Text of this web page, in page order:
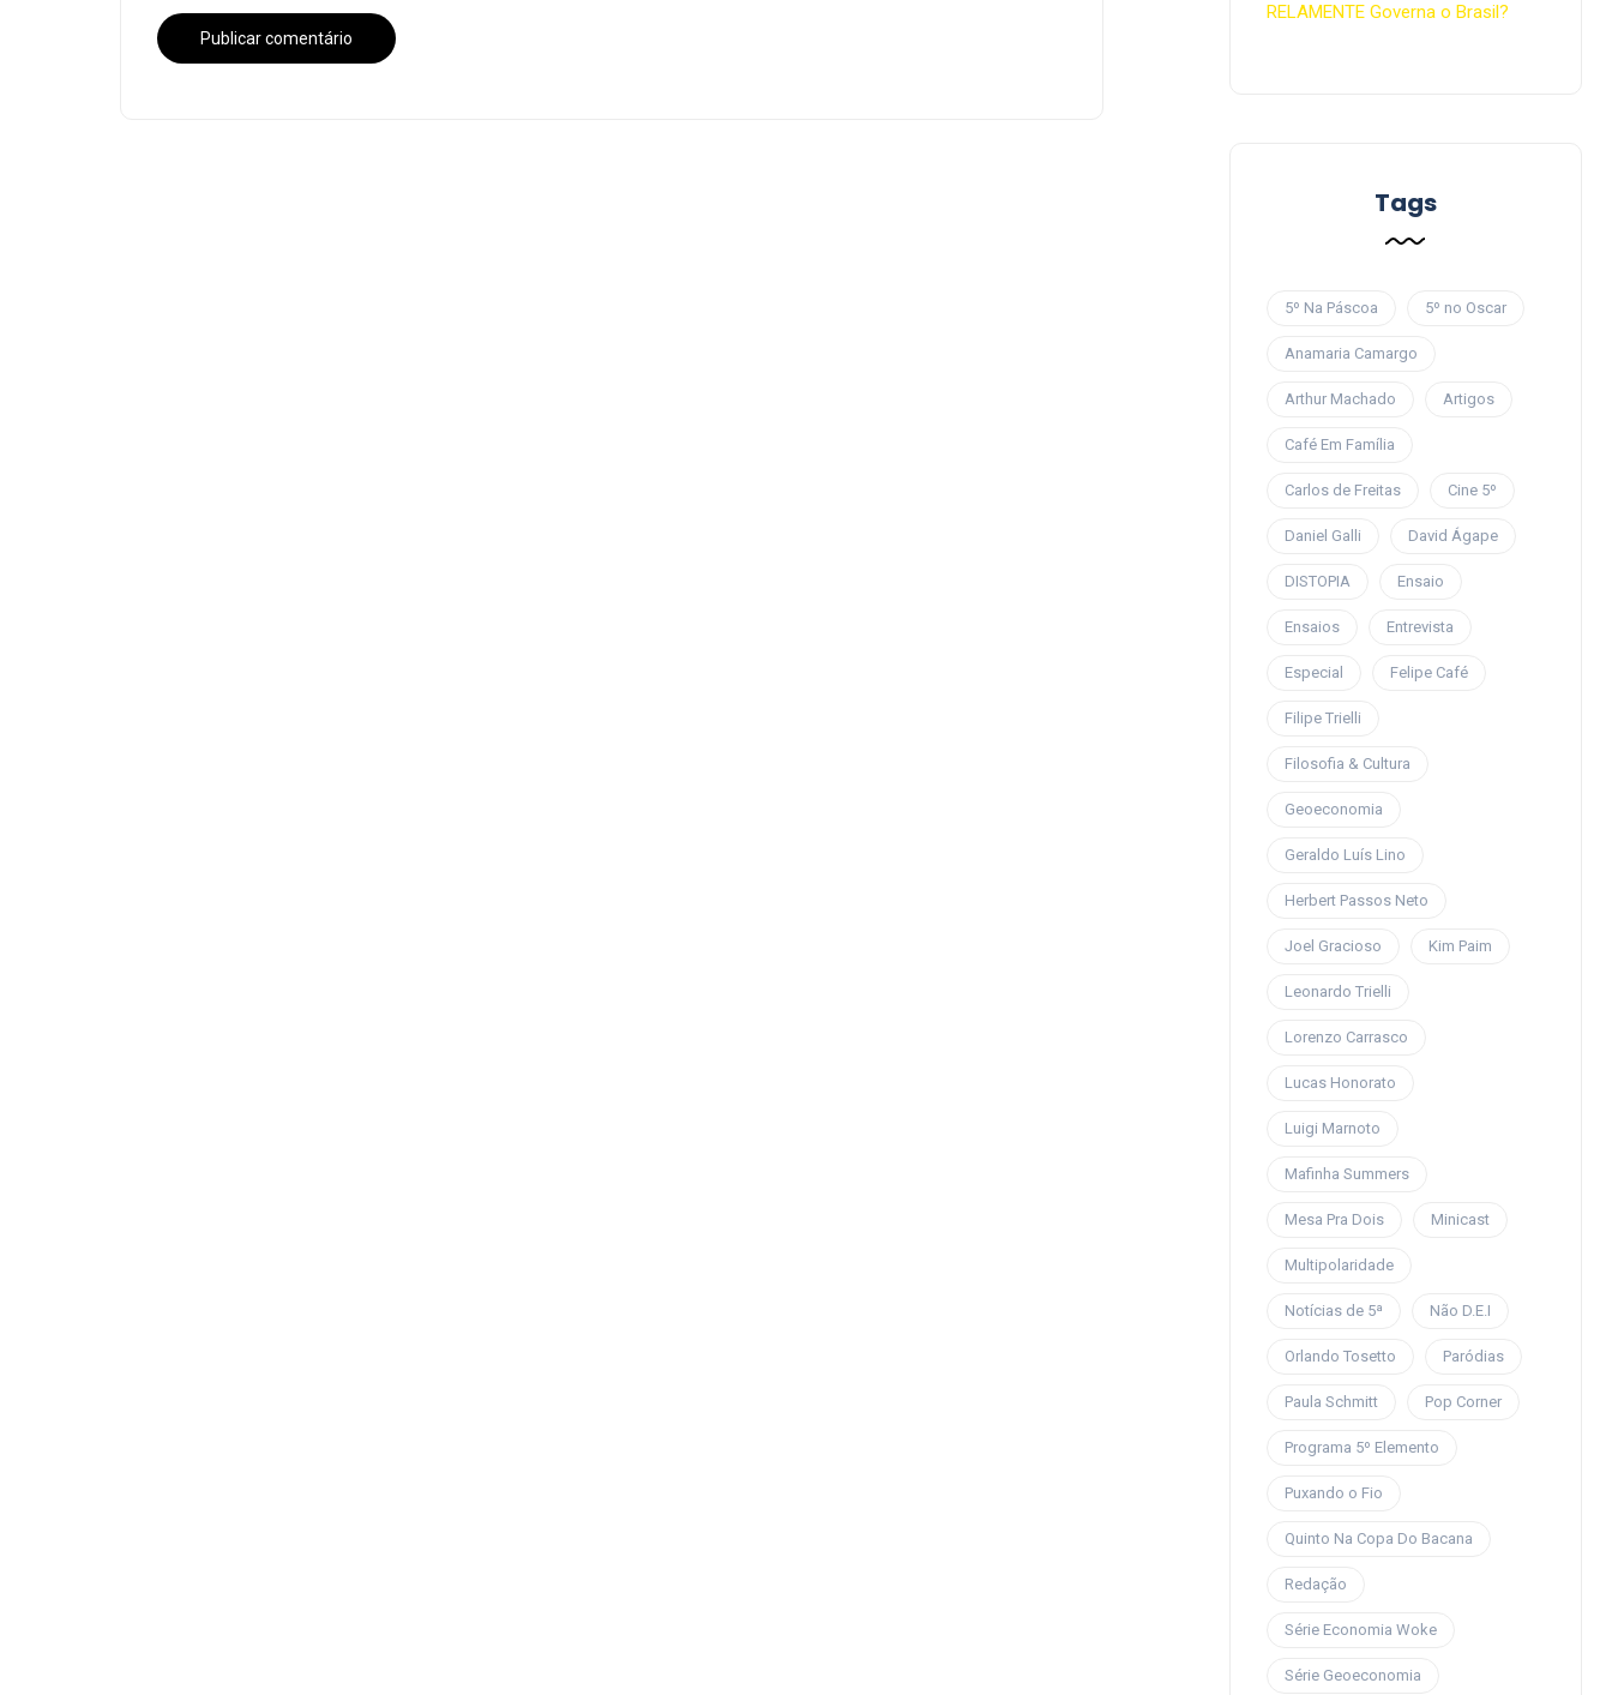
RELAMENTE Governa o Brasil?
Tags
5º Na Páscoa 5º no Oscar
Anamaria Camargo
Arthur Machado Artigos
Café Em Família
Carlos de Freitas Cine 5º
Daniel Galli David Ágape
DISTOPIA Ensaio
Ensaios Entrevista
Especial Felipe Café
Filipe Trielli
Filosofia & Cultura
Geoeconomia
Geraldo Luís Lino
Herbert Passos Neto
Joel Gracioso Kim Paim
Leonardo Trielli
Lorenzo Carrasco
Lucas Honorato
Luigi Marnoto
Mafinha Summers
Mesa Pra Dois Minicast
Multipolaridade
Notícias de 5ª Não D.E.I
Orlando Tosetto Paródias
Paula Schmitt Pop Corner
Programa 5º Elemento
Puxando o Fio
Quinto Na Copa Do Bacana
Redação
Série Economia Woke
Série Geoeconomia